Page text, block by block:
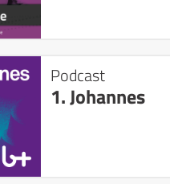
Podcast
1. Johannes